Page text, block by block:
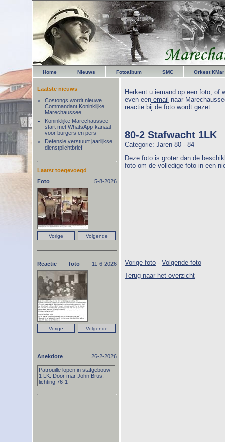
Home Nieuws Fotoalbum SMC Orkest KMar
Herkent u iemand op een foto, of
even een email naar
reactie bij de foto wordt gezet.
80-2 Stafwacht 1LK
Categorie: Jaren 80 - 84
Deze foto is groter dan de
foto om de volledige foto in een
Vorige foto - Volgende foto
Terug naar het overzicht
Laatste nieuws
Costongs wordt nieuwe
Commandant Koninklijke
Marechaussee
Koninklijke Marechaussee
start met WhatsApp-kanaal
voor burgers en pers
Defensie verstuurt jaarlijkse
dienstplichtbrief
Laatst toegevoegd
Foto
5-8-2026
Reactie foto 11-6-2026
Anekdote 26-2-2026
Patrouille lopen in stafgebouw
1 LK. Door mar John Brus,
lichting 76-1